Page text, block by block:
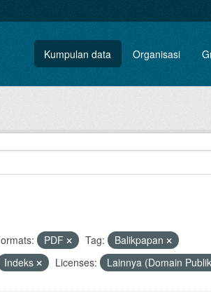
Kumpulan data Organisasi
PDF Tag:
Balikpapan
Indeks Licenses: Lainnya (Domain